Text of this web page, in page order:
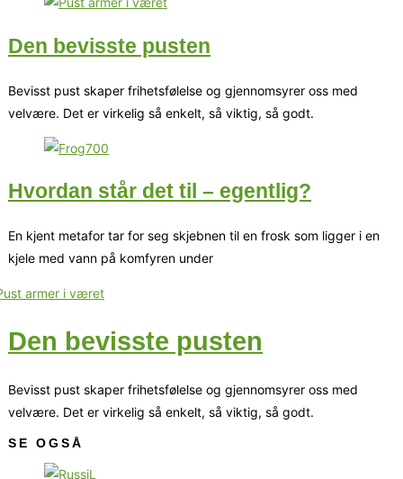
Den bevisste pusten
Bevisst pust skaper frihetsfølelse og gjennomsyrer oss med
velvære. Det er virkelig så enkelt, så viktig, så godt.
Hvordan står det til – egentlig?
En kjent metafor tar for seg skjebnen til en frosk som ligger i en
kjele med vann på komfyren under
Den bevisste pusten
Bevisst pust skaper frihetsfølelse og gjennomsyrer oss med
velvære. Det er virkelig så enkelt, så viktig, så godt.
SE OGSÅ